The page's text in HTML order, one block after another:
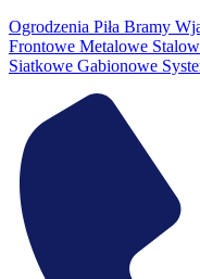
Ogrodzenia Piła Bramy
Frontowe Metalowe
Siatkowe Gabionowe